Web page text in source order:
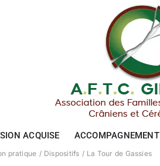
ACQUISE ACCOMPAGNEMENT
pratique Dispositifs La Tour de Gassies